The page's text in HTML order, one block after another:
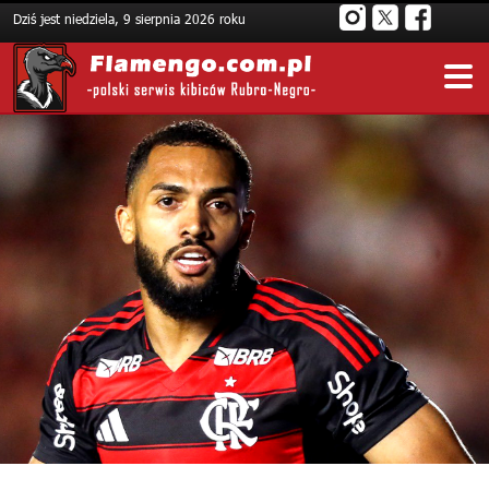
Dziś jest niedziela, 9 sierpnia 2026 roku